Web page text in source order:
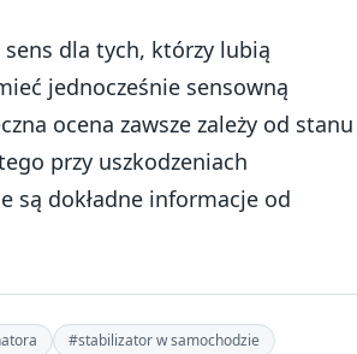
dla tych, którzy lubią
jednocześnie sensowną
ocena zawsze zależy od stanu
przy uszkodzeniach
są dokładne informacje od
#stabilizator w samochodzie